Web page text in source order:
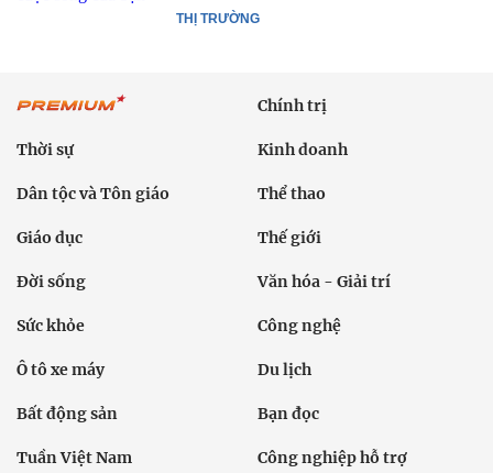
THỊ TRƯỜNG
Chính trị
Thời sự Kinh doanh
Dân tộc và Tôn giáo Thể thao
Giáo dục Thế giới
Đời sống Văn hóa - Giải trí
Sức khỏe Công nghệ
Ô tô xe máy Du lịch
Bất động sản Bạn đọc
Tuần Việt Nam Công nghiệp hỗ trợ